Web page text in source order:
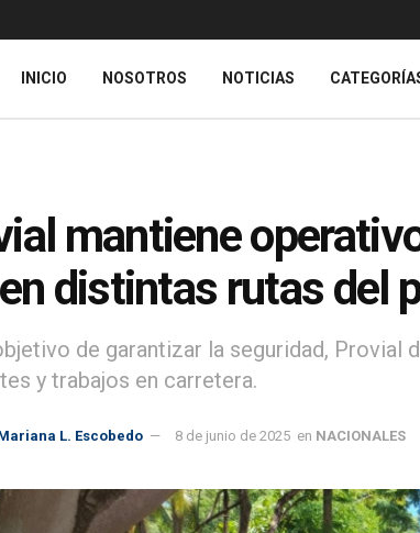
INICIO NOSOTROS NOTICIAS
mantiene
distintas rutas del
de garantizar la seguridad, Provial
y trabajos en carretera.
L. Escobedo 8 de junio de 2025 en NACIONALES